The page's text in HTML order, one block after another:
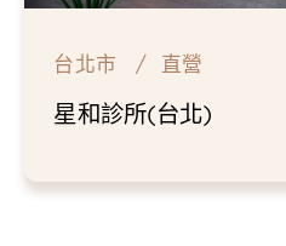
台北市 直營
星和診所(台北)